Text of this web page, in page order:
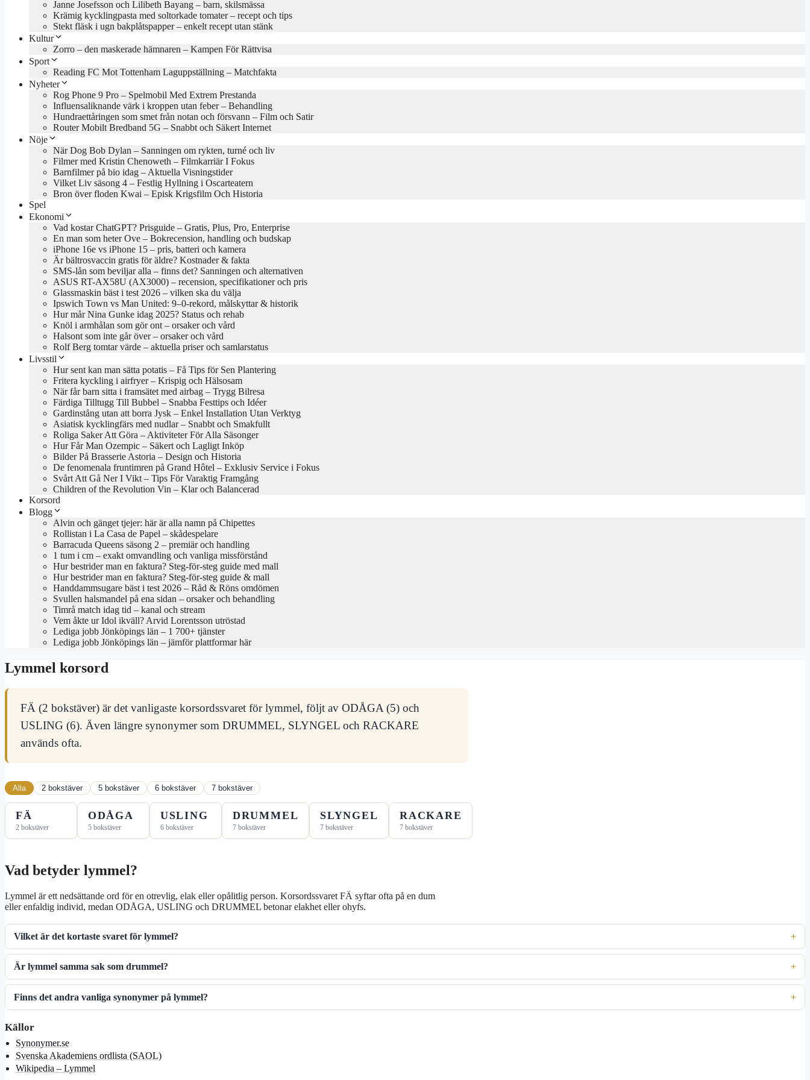
Janne Josefsson och Lilibeth Bayang – barn, skilsmässa
Krämig kycklingpasta med soltorkade tomater – recept och tips
Stekt fläsk i ugn bakplåtspapper – enkelt recept utan stänk
Kultur
Zorro – den maskerade hämnaren – Kampen För Rättvisa
Sport
Reading FC Mot Tottenham Laguppställning – Matchfakta
Nyheter
Rog Phone 9 Pro – Spelmobil Med Extrem Prestanda
Influensaliknande värk i kroppen utan feber – Behandling
Hundraettåringen som smet från notan och försvann – Film och Satir
Router Mobilt Bredband 5G – Snabbt och Säkert Internet
Nöje
När Dog Bob Dylan – Sanningen om rykten, turné och liv
Filmer med Kristin Chenoweth – Filmkarriär I Fokus
Barnfilmer på bio idag – Aktuella Visningstider
Vilket Liv säsong 4 – Festlig Hyllning i Oscarteatern
Bron över floden Kwai – Episk Krigsfilm Och Historia
Spel
Ekonomi
Vad kostar ChatGPT? Prisguide – Gratis, Plus, Pro, Enterprise
En man som heter Ove – Bokrecension, handling och budskap
iPhone 16e vs iPhone 15 – pris, batteri och kamera
Är bältrosvaccin gratis för äldre? Kostnader & fakta
SMS-lån som beviljar alla – finns det? Sanningen och alternativen
ASUS RT-AX58U (AX3000) – recension, specifikationer och pris
Glassmaskin bäst i test 2026 – vilken ska du välja
Ipswich Town vs Man United: 9–0-rekord, målskyttar & historik
Hur mår Nina Gunke idag 2025? Status och rehab
Knöl i armhålan som gör ont – orsaker och vård
Halsont som inte går över – orsaker och vård
Rolf Berg tomtar värde – aktuella priser och samlarstatus
Livsstil
Hur sent kan man sätta potatis – Få Tips för Sen Plantering
Fritera kyckling i airfryer – Krispig och Hälsosam
När får barn sitta i framsätet med airbag – Trygg Bilresa
Färdiga Tilltugg Till Bubbel – Snabba Festtips och Idéer
Gardinstång utan att borra Jysk – Enkel Installation Utan Verktyg
Asiatisk kycklingfärs med nudlar – Snabbt och Smakfullt
Roliga Saker Att Göra – Aktiviteter För Alla Säsonger
Hur Får Man Ozempic – Säkert och Lagligt Inköp
Bilder På Brasserie Astoria – Design och Historia
De fenomenala fruntimren på Grand Hôtel – Exklusiv Service i Fokus
Svårt Att Gå Ner I Vikt – Tips För Varaktig Framgång
Children of the Revolution Vin – Klar och Balancerad
Korsord
Blogg
Alvin och gänget tjejer: här är alla namn på Chipettes
Rollistan i La Casa de Papel – skådespelare
Barracuda Queens säsong 2 – premiär och handling
1 tum i cm – exakt omvandling och vanliga missförstånd
Hur bestrider man en faktura? Steg-för-steg guide med mall
Hur bestrider man en faktura? Steg-för-steg guide & mall
Handdammsugare bäst i test 2026 – Råd & Röns omdömen
Svullen halsmandel på ena sidan – orsaker och behandling
Timrå match idag tid – kanal och stream
Vem åkte ur Idol ikväll? Arvid Lorentsson utröstad
Lediga jobb Jönköpings län – 1 700+ tjänster
Lediga jobb Jönköpings län – jämför plattformar här
Lymmel korsord
FÄ (2 bokstäver) är det vanligaste korsordssvaret för lymmel, följt av ODÅGA (5) och
USLING (6). Även längre synonymer som DRUMMEL, SLYNGEL och RACKARE
används ofta.
Alla 2 bokstäver 5 bokstäver 6 bokstäver 7 bokstäver
FÄ
2 bokstäver
ODÅGA
5 bokstäver
USLING
6 bokstäver
DRUMMEL
7 bokstäver
SLYNGEL
7 bokstäver
RACKARE
7 bokstäver
Vad betyder lymmel?
Lymmel är ett nedsättande ord för en otrevlig, elak eller opålitlig person. Korsordssvaret FÄ syftar ofta på en dum
eller enfaldig individ, medan ODÅGA, USLING och DRUMMEL betonar elakhet eller ohyfs.
Vilket är det kortaste svaret för lymmel?
Är lymmel samma sak som drummel?
Finns det andra vanliga synonymer på lymmel?
Källor
Synonymer.se
Svenska Akademiens ordlista (SAOL)
Wikipedia – Lymmel